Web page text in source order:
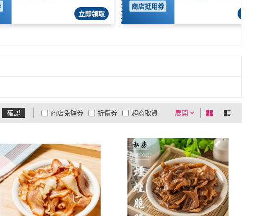
立即領取
商店抵用券
確認 展開
折價券
有影片
商品有量
超商取貨
商店免運券
0利率
4
及以上 3
2
及以上 1